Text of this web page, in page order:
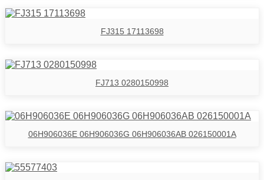
FJ315 17113698
FJ713 0280150998
06H906036E 06H906036G 06H906036AB 026150001A